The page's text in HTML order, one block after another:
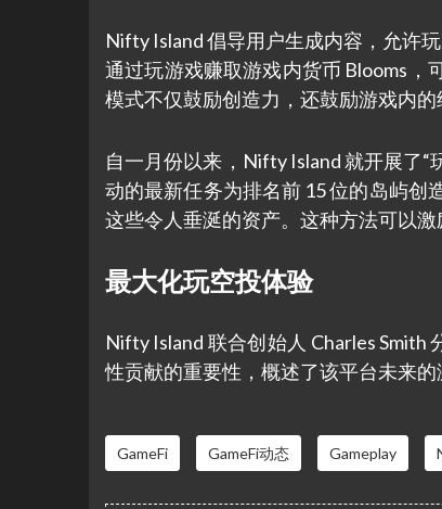
Nifty Island 倡导用户生成内容，允许
通过玩游戏赚取游戏内货币 Blooms，
模式不仅鼓励创造力，还鼓励游戏内
自一月份以来，Nifty Island 就开展了
动的最新任务为排名前 15 位的岛屿创
这些令人垂涎的资产。这种方法可以
最大化玩空投体验
Nifty Island 联合创始人 Charles
性贡献的重要性，概述了该平台未来
GameFi GameFi动态 Gameplay